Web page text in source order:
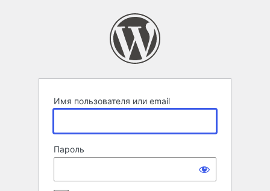
Имя пользователя или email
Пароль